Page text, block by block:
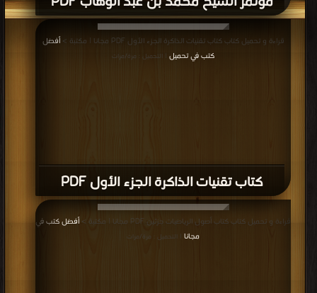
قراءة و تحميل كتاب كتاب التنبيهات النقيات على ما جاء في أمانة مؤتمر الشيخ محمد
بن عبد الوهاب PDF مجانا | مكتبة >
أفضل كتب في تحميل| التحميل : مرة/مرات
كتاب تقنيات الذاكرة الجزء الأول PDF
قراءة و تحميل كتاب كتاب تقنيات الذاكرة الجزء الأول PDF مجانا | مكتبة >
أفضل
كتب في تحميل | التحميل : مرة/مرات
قراءة و تحميل كتاب كتاب أصول الرياضيات جزئين PDF مجانا | مكتبة >
أفضل كتب في
مجانا | التحميل : مرة/مرات